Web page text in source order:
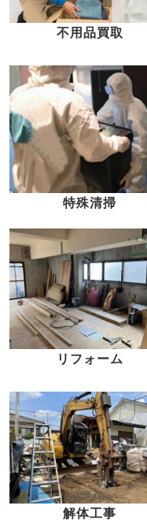
不用品買取
特殊清掃
リフォーム
解体工事